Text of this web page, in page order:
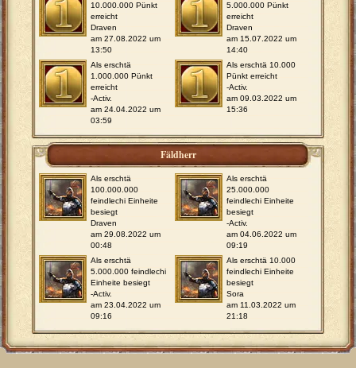
10.000.000 Pünkt
erreicht
Draven
am 27.08.2022 um
13:50
5.000.000 Pünkt
erreicht
Draven
am 15.07.2022 um
14:40
Als erschtä
1.000.000 Pünkt
erreicht
-Activ.
am 24.04.2022 um
03:59
Als erschtä 10.000
Pünkt erreicht
-Activ.
am 09.03.2022 um
15:36
Fäldherr
Als erschtä
100.000.000
feindlechi Einheite
besiegt
Draven
am 29.08.2022 um
00:48
Als erschtä
25.000.000
feindlechi Einheite
besiegt
-Activ.
am 04.06.2022 um
09:19
Als erschtä
5.000.000 feindlechi
Einheite besiegt
-Activ.
am 23.04.2022 um
09:16
Als erschtä 10.000
feindlechi Einheite
besiegt
Sora
am 11.03.2022 um
21:18